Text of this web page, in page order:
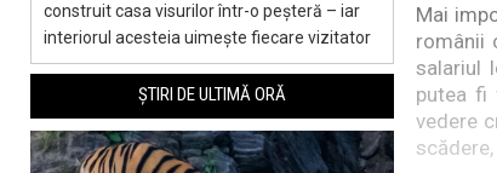
Mai
românii
salariul
putea fi
vedere
construit casa visurilor într-o peșteră – iar
interiorul acesteia uimește fiecare vizitator
ȘTIRI DE ULTIMĂ ORĂ